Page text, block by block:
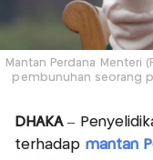
Mantan Perdana Menteri
pembunuhan seorang
DHAKA–
terhadap mantan